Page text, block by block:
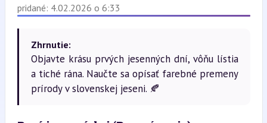
pridané: 4.02.2026 o 6:33
Zhrnutie:
Objavte krásu prvých jesenných dní, vôňu lístia
a tiché rána. Naučte sa opísať farebné premeny
prírody v slovenskej jeseni. 🍂